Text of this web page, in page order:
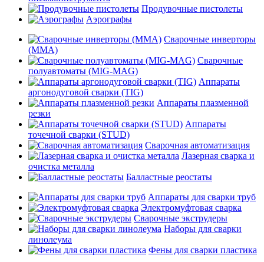
Продувочные пистолеты
Аэрографы
Сварочные инверторы
(MMA)
Сварочные
полуавтоматы (MIG-MAG)
Аппараты
аргонодуговой сварки (TIG)
Аппараты плазменной
резки
Аппараты
точечной сварки (STUD)
Сварочная автоматизация
Лазерная сварка и
очистка металла
Балластные реостаты
Аппараты для сварки труб
Электромуфтовая сварка
Сварочные экструдеры
Наборы для сварки
линолеума
Фены для сварки пластика